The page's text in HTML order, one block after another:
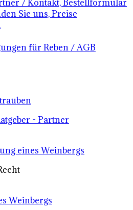
/ Kontakt, Bestellformular
Sie uns, Preise
für Reben / AGB
- Partner
eines Weinbergs
Weinbergs